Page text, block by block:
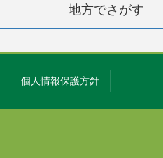
地方でさがす
個人情報保護方針